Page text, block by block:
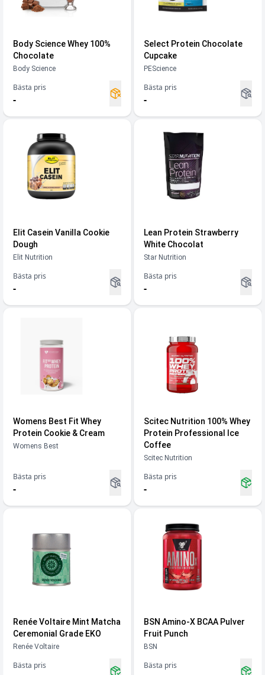
Body Science Whey 100%
Chocolate
Body Science
Bästa pris
-
Select Protein Chocolate
Cupcake
PEScience
Bästa pris
-
Elit Casein Vanilla Cookie
Dough
Elit Nutrition
Bästa pris
-
Lean Protein Strawberry
White Chocolat
Star Nutrition
Bästa pris
-
Womens Best Fit Whey
Protein Cookie & Cream
Womens Best
Bästa pris
-
Scitec Nutrition 100% Whey
Protein Professional Ice
Coffee
Scitec Nutrition
Bästa pris
-
Renée Voltaire Mint Matcha
Ceremonial Grade EKO
Renée Voltaire
Bästa pris
BSN Amino-X BCAA Pulver
Fruit Punch
BSN
Bästa pris